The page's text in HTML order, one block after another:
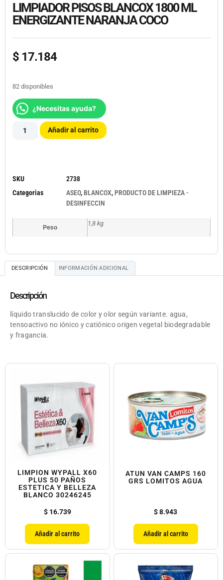
LIMPIADOR PISOS BLANCOX 1800 ML
ENERGIZANTE NARANJA COCO
$ 17.184
82 disponibles
¿Necesitas ayuda?
Añadir al carrito
SKU
2738
Categorias
ASEO, BLANCOX, PRODUCTO DE LIMPIEZA -
DESINFECCIN
Peso
1,8 kg
DESCRIPCIÓN INFORMACIÓN ADICIONAL
Descripción
líquido translucido de color y olor según variante. agua,
tensoactivo no iónico y catiónico origen vegetal biodegradable
y fragancia.
LIMPION WYPALL X60
PLUS 50 PAÑOS
ESTETICA Y BELLEZA
BLANCO 30246245
$16.739
Añadir al carrito
ATUN VAN CAMPS 160
GRS LOMITOS AGUA
$8.943
Añadir al carrito